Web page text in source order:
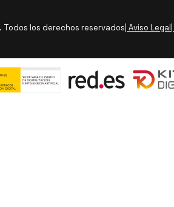
Todos los derechos reservados | Aviso Legal